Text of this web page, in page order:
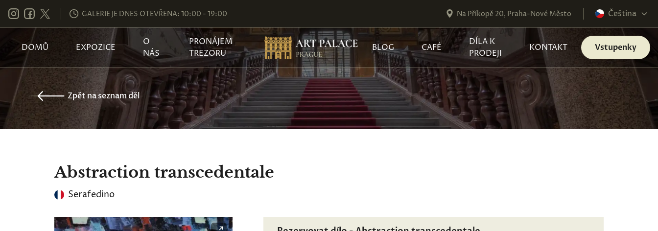
GALERIE JE DNES OTEVŘENA: 10:00 - 19:00 Na Příkopě 20, Praha-Nové Město Čeština
DOMŮ EXPOZICE
O
NÁS
PRONÁJEM
TREZORU
BLOG CAFÉ
DÍLA K
PRODEJI
KONTAKT Vstupenky
Zpět na seznam děl
Abstraction transcedentale
Serafedino